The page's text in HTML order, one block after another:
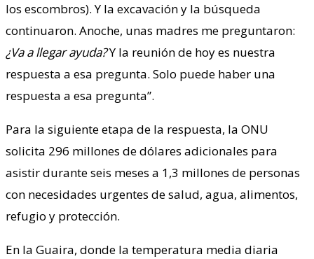
los escombros). Y la excavación y la búsqueda
continuaron. Anoche, unas madres me preguntaron:
¿Va a llegar ayuda?Y la reunión de hoy es nuestra
respuesta a esa pregunta. Solo puede haber una
respuesta a esa pregunta”.
Para la siguiente etapa de la respuesta, la ONU
solicita 296 millones de dólares adicionales para
asistir durante seis meses a 1,3 millones de personas
con necesidades urgentes de salud, agua, alimentos,
refugio y protección.
En la Guaira, donde la temperatura media diaria